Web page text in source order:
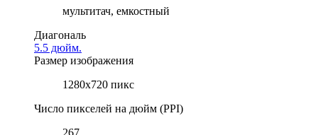
мультитач, емкостный
Диагональ
5.5 дюйм.
Размер изображения
1280x720 пикс
Число пикселей на дюйм (PPI)